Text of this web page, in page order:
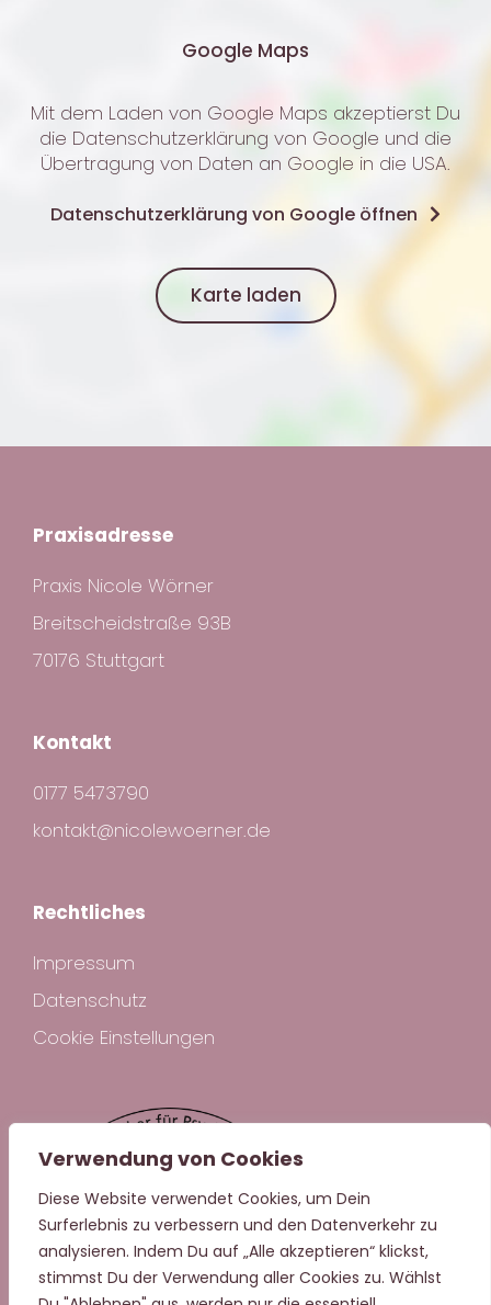
Verwendung von Cookies
Diese Website verwendet Cookies, um Dein
Surferlebnis zu verbessern und den Datenverkehr zu
analysieren. Indem Du auf „Alle akzeptieren“ klickst,
stimmst Du der Verwendung aller Cookies zu. Wählst
Google Maps
Mit dem Laden von Google Maps akzeptierst Du
die Datenschutzerklärung von Google und die
Übertragung von Daten an Google in die USA.
Datenschutzerklärung von Google öffnen
Karte laden
Praxisadresse
Praxis Nicole Wörner
Breitscheidstraße 93B
70176 Stuttgart
Kontakt
0177 5473790
kontakt@nicolewoerner.de
Rechtliches
Impressum
Datenschutz
Cookie Einstellungen